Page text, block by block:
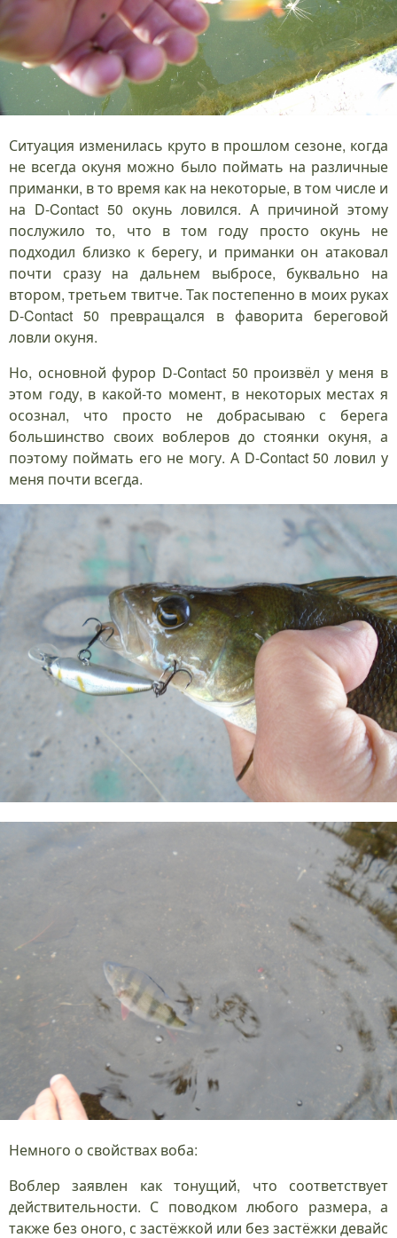
Ситуация изменилась круто в прошлом сезоне, когда
не всегда окуня можно было поймать на различные
приманки, в то время как на некоторые, в том числе и
на D-Contact 50 окунь ловился. А причиной этому
послужило то, что в том году просто окунь не
подходил близко к берегу, и приманки он атаковал
почти сразу на дальнем выбросе, буквально на
втором, третьем твитче. Так постепенно в моих руках
D-Contact 50 превращался в фаворита береговой
ловли окуня.
Но, основной фурор D-Contact 50 произвёл у меня в
этом году, в какой-то момент, в некоторых местах я
осознал, что просто не добрасываю с берега
большинство своих воблеров до стоянки окуня, а
поэтому поймать его не могу. А D-Contact 50 ловил у
меня почти всегда.
Немного о свойствах воба:
Воблер заявлен как тонущий, что соответствует
действительности. С поводком любого размера, а
также без оного, с застёжкой или без застёжки девайс